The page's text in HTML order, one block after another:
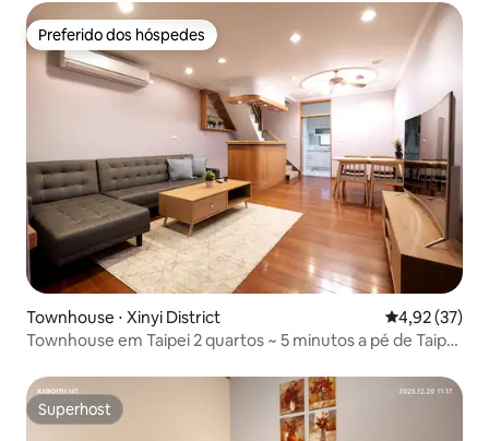
Preferido dos hóspedes
Preferido dos hóspedes
Townhouse ⋅ Xinyi District 4,92 de uma
4,92 (37)
Townhouse em Taipei 2 quartos ~ 5 minutos a pé de Taipei
Superhost
Superhost